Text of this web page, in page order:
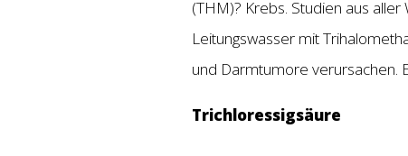
(THM)? Krebs. Studien aus
Leitungswasser mit
und Darmtumore verursachen.
Trichloressigsäure